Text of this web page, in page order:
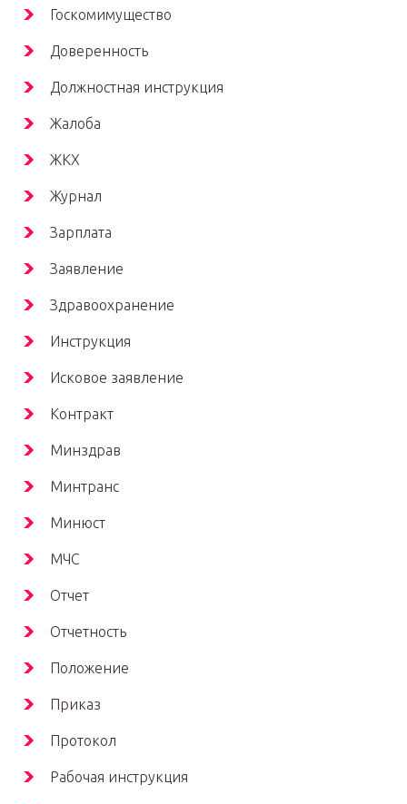
Госкомимущество
Доверенность
Должностная инструкция
Жалоба
ЖКХ
Журнал
Зарплата
Заявление
Здравоохранение
Инструкция
Исковое заявление
Контракт
Минздрав
Минтранс
Минюст
МЧС
Отчет
Отчетность
Положение
Приказ
Протокол
Рабочая инструкция